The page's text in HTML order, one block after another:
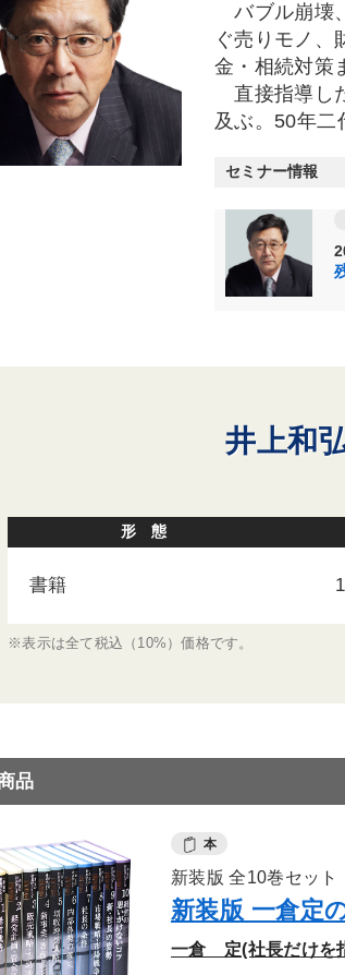
バブル崩壊
ぐ売りモノ、
金・相続対策
直接指導し
及ぶ。50年二
セミナー情報
井上和
形 態
書籍
※表示は全て税込（10%）価格です。
品
本
新装版 全10巻セット
新装版 一倉定
一倉 定(社長だけを